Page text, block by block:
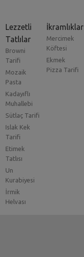
Lezzetli
Tatlılar
Browni
Tarifi
Mozaik
Pasta
Kadayıflı
Muhallebi
Sütlaç Tarifi
Islak Kek
Tarifi
Etimek
Tatlısı
Un
Kurabiyesi
İrmik
Helvası
İkramlıklar
Mercimek
Köftesi
Ekmek
Pizza Tarifi